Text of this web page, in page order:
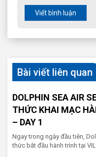
Viết bình luận
Bài viết liên quan
DOLPHIN SEA AIR
THỨC KHAI MẠC
– DAY 1
Ngay trong ngày đầu tiên,
thức bắt đầu hành trình tại